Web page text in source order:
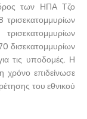
των ΗΠΑ Τζο
τρισεκατομμυρίων
δισεκατομμυρίων
τις υποδομές. Η
χρόνο επιδείνωσε
του εθνικού